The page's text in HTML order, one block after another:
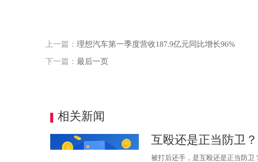
上一篇： 理想汽车第一季度营收187.9亿元同比增长96%
下一篇： 最后一页
相关新闻
互殴还是正当防卫
息
被打后还手，是互殴还是正当防卫